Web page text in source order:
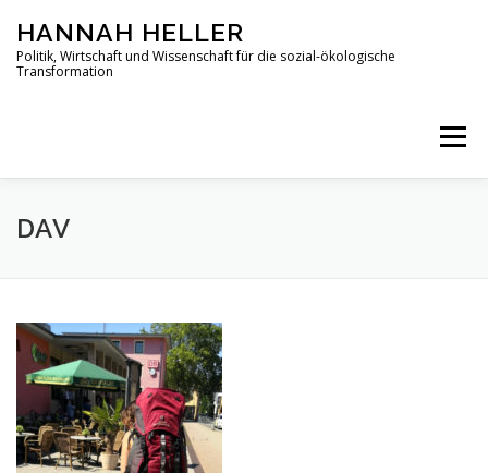
Inhalt
springen
HANNAH HELLER
Politik, Wirtschaft und Wissenschaft für die sozial-ökologische
Transformation
Menü
ÜBER MICH
DAV